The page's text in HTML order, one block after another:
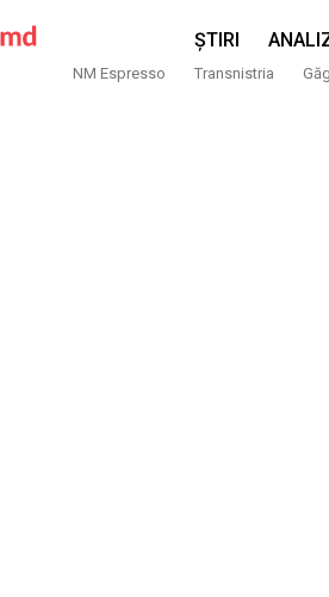
ȘTIRI
NM Espresso Transnistria